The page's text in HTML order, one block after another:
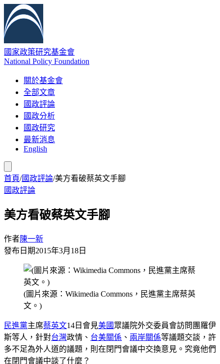
國家政策研究基金會
National Policy Foundation
關於基金會
全部文章
國政評論
國政分析
國政研究
最新消息
English
首頁/國政評論/美方看破蔡英文手腳
國政評論
美方看破蔡英文手腳
作者陳一新
發布日期2015年3月18日
(圖片來源：Wikimedia Commons，民進黨主席蔡英
文。)
民進黨主席蔡英文14日會見美國 眾議院外交委員會訪問團羅伊
斯等人，針對台灣政情、 台美關係 、 兩岸關係等議題交談，許
多不足為外人道的議題，則在閉門會議中交換意見。究竟他們
在閉門會議中談了什麼？